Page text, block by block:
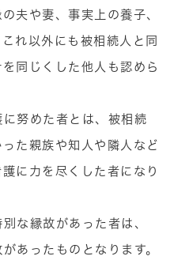
夫や妻、事実上の養子、
れ以外にも被相続人と同
同じくした他人も認めら
努めた者とは、被相続
た親族や知人や隣人など
に力を尽くした者になり
な縁故があった者は、
あったものとなります。